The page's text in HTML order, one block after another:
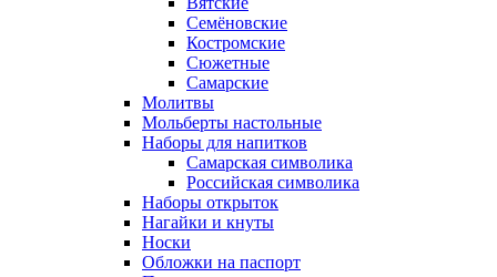
Семёновские
Костромские
Сюжетные
Самарские
Молитвы
Мольберты настольные
Наборы для напитков
Самарская символика
Российская символика
Наборы открыток
Нагайки и кнуты
Носки
Обложки на паспорт